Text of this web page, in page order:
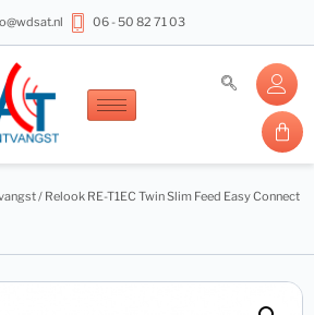
06 - 50 82 71 03
/ Relook RE-T1EC Twin Slim Feed Easy Connect